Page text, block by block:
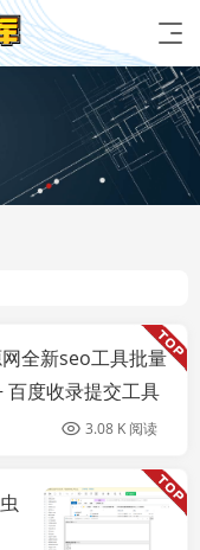
全新seo工具批量
百度收录提交工具
3.08 K 阅读